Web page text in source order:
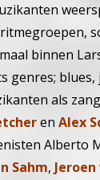
binnen
genres; blues,
als
enAlex
Alberto
Sahm,